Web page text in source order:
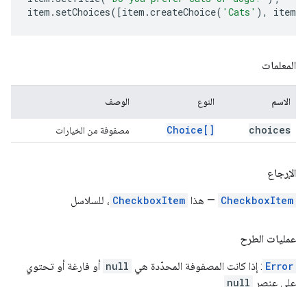
item . setChoices([item .createChoice( 'Cats' ), item
المعلمات
الاسم النوع الوصف
choices
Choice[] مصفوفة من الخيارات
الإرجاع
CheckboxItem — هذا CheckboxItem ، للسلاسل
عمليات الطرح
Error : إذا كانت المصفوفة المحدّدة هي null أو فارغة أو تحتوي
على عنصر
null